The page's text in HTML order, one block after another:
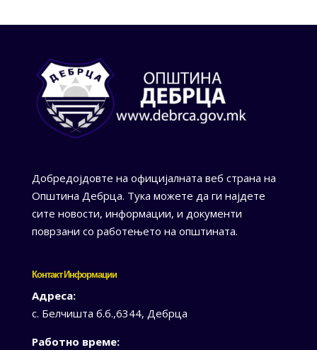
Добредојдовте на официјалната веб страна на
Општина Дебрца. Тука можете да ги најдете
сите новости, информации, и документи
поврзани со работењето на општината.
Контакт Информации
Адреса:
с. Белчишта б.б.,6344, Дебрца
Работно време: